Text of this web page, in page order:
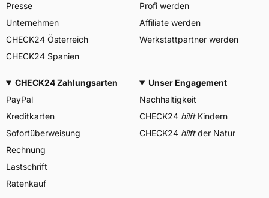
Presse
Unternehmen
CHECK24 Österreich
CHECK24 Spanien
Profi werden
Affiliate werden
Werkstattpartner werden
CHECK24 Zahlungsarten
PayPal
Kreditkarten
Sofortüberweisung
Rechnung
Lastschrift
Ratenkauf
Unser Engagement
Nachhaltigkeit
CHECK24 hilftKindern
CHECK24 hilftder Natur